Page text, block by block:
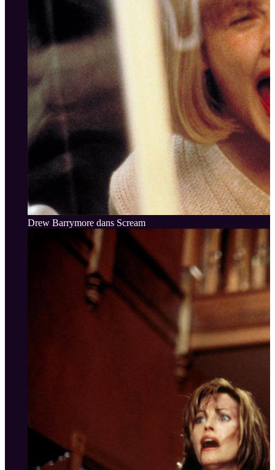
Drew Barrymore dans Scream